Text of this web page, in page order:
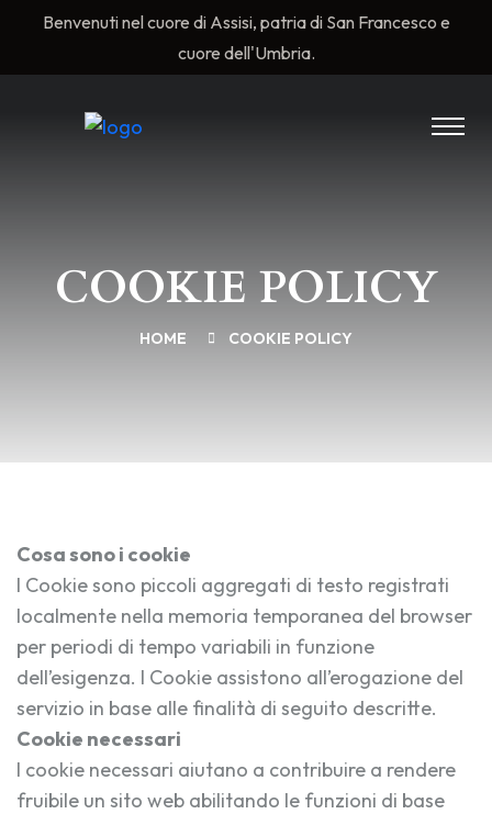
Benvenuti nel cuore di Assisi, patria di San Francesco e
cuore dell'Umbria.
COOKIE POLICY
HOME COOKIE POLICY
Cosa sono i cookie
I Cookie sono piccoli aggregati di testo registrati
localmente nella memoria temporanea del browser
per periodi di tempo variabili in funzione
dell’esigenza. I Cookie assistono all’erogazione del
servizio in base alle finalità di seguito descritte.
Cookie necessari
I cookie necessari aiutano a contribuire a rendere
fruibile un sito web abilitando le funzioni di base